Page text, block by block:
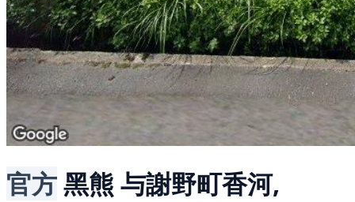
官方黑熊 与謝野町香河,